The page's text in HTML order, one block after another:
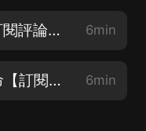
第一劍神 0007集 女媧【訂閱評論點讚走起】 6min
第一劍神 0008集 逆天改命【訂閱評論點讚走起】 6min